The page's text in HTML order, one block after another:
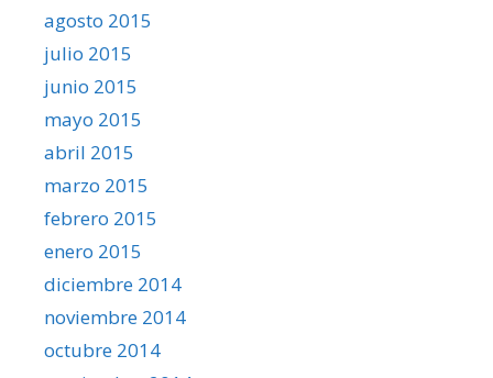
agosto 2015
julio 2015
junio 2015
mayo 2015
abril 2015
marzo 2015
febrero 2015
enero 2015
diciembre 2014
noviembre 2014
octubre 2014